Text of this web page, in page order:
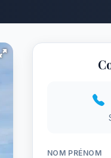
NOM PRÉNOM